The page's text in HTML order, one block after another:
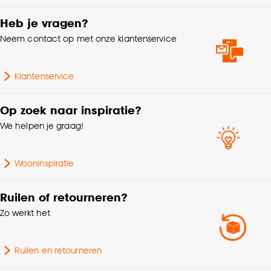
kan aanpassen, bekijk hiervoor onze
cookieverklaring
Breedte 0.5 CM
Heb je vragen?
Neem contact op met onze klantenservice
Klantenservice
Op zoek naar inspiratie?
We helpen je graag!
Wooninspiratie
Ruilen of retourneren?
Zo werkt het
Ruilen en retourneren